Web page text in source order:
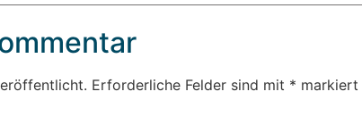
Erforderliche Felder sind mit * markiert